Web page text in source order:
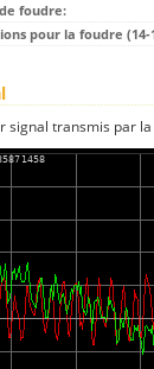
foudre:
pour la foudre (14-
signal transmis par